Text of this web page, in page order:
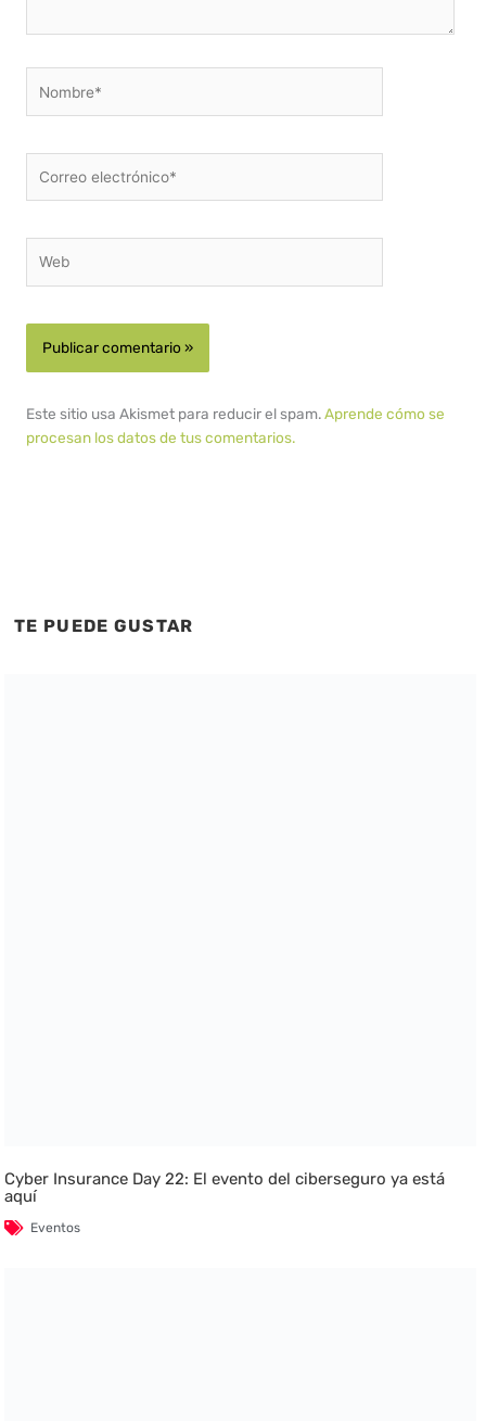
electrónico*
Este sitio usa Akismet para reducir el spam.Aprende cómo se
procesan los datos de tus comentarios.
TE PUEDE GUSTAR
Cyber Insurance Day 22: El evento del ciberseguro ya está
aquí
Eventos